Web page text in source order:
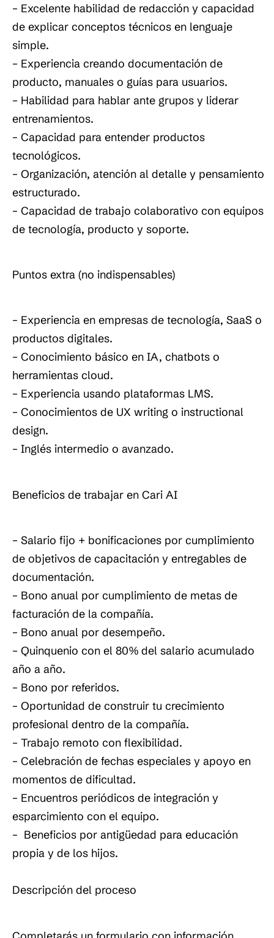
– Excelente habilidad de redacción y capacidad
de explicar conceptos técnicos en lenguaje
simple.
– Experiencia creando documentación de
producto, manuales o guías para usuarios.
– Habilidad para hablar ante grupos y liderar
entrenamientos.
– Capacidad para entender productos
tecnológicos.
– Organización, atención al detalle y pensamiento
estructurado.
– Capacidad de trabajo colaborativo con equipos
de tecnología, producto y soporte.
Puntos extra (no indispensables)
– Experiencia en empresas de tecnología, SaaS o
productos digitales.
– Conocimiento básico en IA, chatbots o
herramientas cloud.
– Experiencia usando plataformas LMS.
– Conocimientos de UX writing o instructional
design.
– Inglés intermedio o avanzado.
Beneficios de trabajar en Cari AI
– Salario fijo + bonificaciones por cumplimiento
de objetivos de capacitación y entregables de
documentación.
– Bono anual por cumplimiento de metas de
facturación de la compañía.
– Bono anual por desempeño.
– Quinquenio con el 80% del salario acumulado
año a año.
– Bono por referidos.
– Oportunidad de construir tu crecimiento
profesional dentro de la compañía.
– Trabajo remoto con flexibilidad.
– Celebración de fechas especiales y apoyo en
momentos de dificultad.
– Encuentros periódicos de integración y
esparcimiento con el equipo.
– Beneficios por antigüedad para educación
propia y de los hijos.
Descripción del proceso